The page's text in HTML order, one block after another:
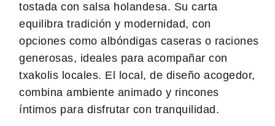
tostada con salsa holandesa. Su carta
equilibra tradición y modernidad, con
opciones como albóndigas caseras o raciones
generosas, ideales para acompañar con
txakolis locales. El local, de diseño acogedor,
combina ambiente animado y rincones
íntimos para disfrutar con tranquilidad.